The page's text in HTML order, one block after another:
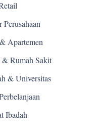
Perusahaan
Apartemen
Rumah Sakit
& Universitas
Ibadah